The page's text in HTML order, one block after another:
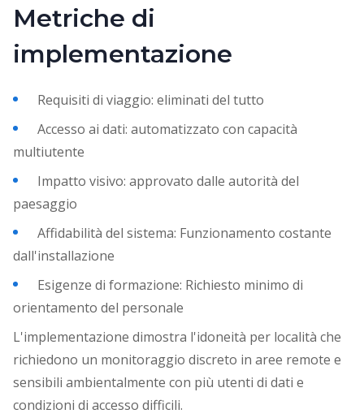
Metriche di
implementazione
Requisiti di viaggio: eliminati del tutto
Accesso ai dati: automatizzato con capacità
multiutente
Impatto visivo: approvato dalle autorità del
paesaggio
Affidabilità del sistema: Funzionamento costante
dall'installazione
Esigenze di formazione: Richiesto minimo di
orientamento del personale
L'implementazione dimostra l'idoneità per località che
richiedono un monitoraggio discreto in aree remote e
sensibili ambientalmente con più utenti di dati e
condizioni di accesso difficili.